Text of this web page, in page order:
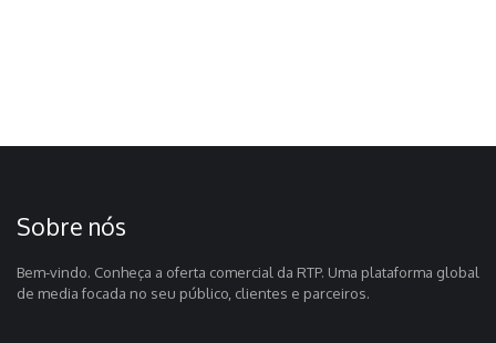
Sobre nós
Bem-vindo. Conheça a oferta comercial da RTP. Uma plataforma global
de media focada no seu público, clientes e parceiros.